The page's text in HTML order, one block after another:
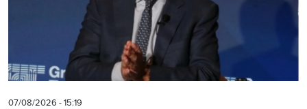
07/08/2026 - 15:19